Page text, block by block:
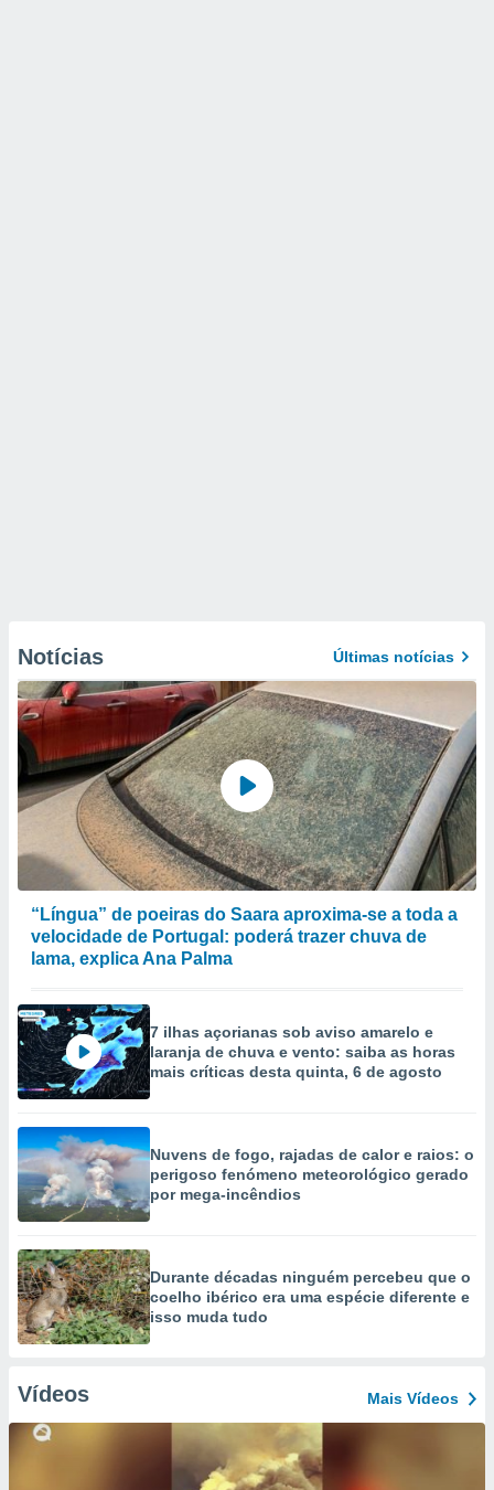
Notícias Últimas notícias
“Língua” de poeiras do Saara aproxima-se a toda a
velocidade de Portugal: poderá trazer chuva de
lama, explica Ana Palma
7 ilhas açorianas sob aviso amarelo e
laranja de chuva e vento: saiba as horas
mais críticas desta quinta, 6 de agosto
Nuvens de fogo, rajadas de calor e raios: o
perigoso fenómeno meteorológico gerado
por mega-incêndios
Durante décadas ninguém percebeu que o
coelho ibérico era uma espécie diferente e
isso muda tudo
Vídeos Mais Vídeos